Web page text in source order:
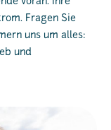
Fragen Sie
uns um alles:
und